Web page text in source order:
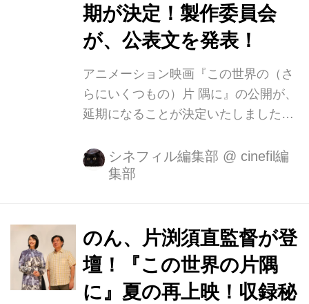
たのは、2015 年に公開され、国内外
で映画史に 残る熱狂を巻き起こした
『マッドマックス 怒りのデス・ロー
ド』! 続くランキング...
期が決定！製作委員会
が、公表文を発表！
アニメーション映画『この世界の（さ
らにいくつもの）片 隅に』の公開が、
延期になることが決定いたしました。
を舞台に、激化していく世の 中で大切
なものを失いながらも、日々を大切に
片隅に』 に、約30分間の新規映像が加
えられる新バージョンです。 2018年
12月公開に向け、主人公すずと、すず
が嫁ぎ先の町で 初めて出逢う同世代の
シネフィル編集部 @ cinefil編
集部
のん、片渕須直監督が登
壇！『この世界の片隅
に』夏の再上映！収録秘